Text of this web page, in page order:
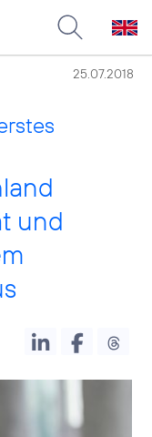
25.07.2018
und